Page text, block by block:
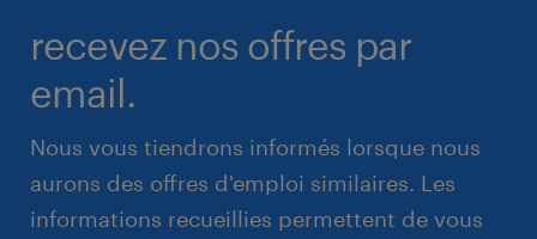
recevez nos offres par
email.
Nous vous tiendrons informés lorsque nous
aurons des offres d'emploi similaires. Les
informations recueillies permettent de vous